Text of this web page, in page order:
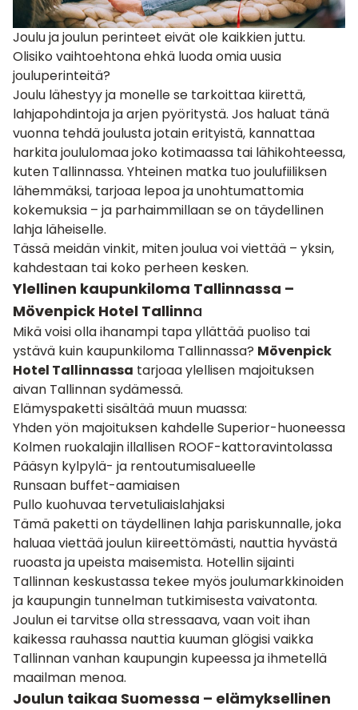
Joulu ja joulun perinteet eivät ole kaikkien juttu.
Olisiko vaihtoehtona ehkä luoda omia uusia
jouluperinteitä?
Joulu lähestyy ja monelle se tarkoittaa kiirettä,
lahjapohdintoja ja arjen pyöritystä. Jos haluat tänä
vuonna tehdä joulusta jotain erityistä, kannattaa
harkita joululomaa joko kotimaassa tai lähikohteessa,
kuten Tallinnassa. Yhteinen matka tuo joulufiiliksen
lähemmäksi, tarjoaa lepoa ja unohtumattomia
kokemuksia – ja parhaimmillaan se on täydellinen
lahja läheiselle.
Tässä meidän vinkit, miten joulua voi viettää – yksin,
kahdestaan tai koko perheen kesken.
Ylellinen kaupunkiloma Tallinnassa –
Mövenpick Hotel Tallinna
Mikä voisi olla ihanampi tapa yllättää puoliso tai
ystävä kuin kaupunkiloma Tallinnassa? Mövenpick
Hotel Tallinnassa tarjoaa ylellisen majoituksen
aivan Tallinnan sydämessä.
Elämyspaketti sisältää muun muassa:
Yhden yön majoituksen kahdelle Superior-huoneessa
Kolmen ruokalajin illallisen ROOF-kattoravintolassa
Pääsyn kylpylä- ja rentoutumisalueelle
Runsaan buffet-aamiaisen
Pullo kuohuvaa tervetuliaislahjaksi
Tämä paketti on täydellinen lahja pariskunnalle, joka
haluaa viettää joulun kiireettömästi, nauttia hyvästä
ruoasta ja upeista maisemista. Hotellin sijainti
Tallinnan keskustassa tekee myös joulumarkkinoiden
ja kaupungin tunnelman tutkimisesta vaivatonta.
Joulun ei tarvitse olla stressaava, vaan voit ihan
kaikessa rauhassa nauttia kuuman glögisi vaikka
Tallinnan vanhan kaupungin kupeessa ja ihmetellä
maailman menoa.
Joulun taikaa Suomessa – elämyksellinen